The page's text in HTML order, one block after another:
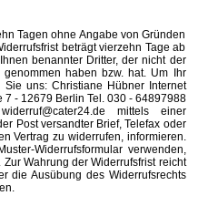
Tagen ohne Angabe von Gründen
beträgt vierzehn Tage ab
benannter Dritter, der nicht der
haben bzw. hat. Um Ihr
Sie uns: Christiane Hübner Internet
- 12679 Berlin Tel. 030 - 64897988
mittels einer
Post versandter Brief, Telefax oder
Vertrag zu widerrufen, informieren.
Widerrufsformular verwenden,
Wahrung der Widerrufsfrist reicht
die Ausübung des Widerrufsrechts